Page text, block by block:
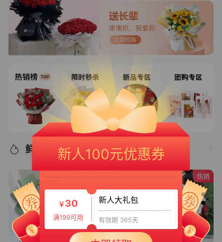
鲜花推荐/优选好物
热销
新人100元优惠券
￥20
满150可用
新人专享大礼包
有效期 365天
￥30
满199可用 有效期 365天
新人专享大礼包3